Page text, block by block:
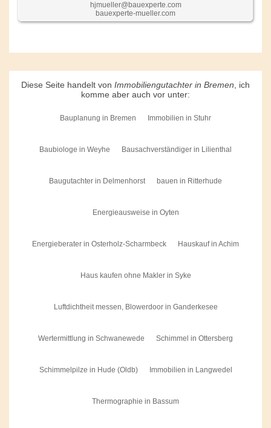
hjmueller@bauexperte.com
bauexperte-mueller.com
Diese Seite handelt von Immobiliengutachter in Bremen , ich
komme aber auch vor unter:
Bauplanung in Bremen Immobilien in Stuhr
Baubiologe in Weyhe Bausachverständiger in Lilienthal
Baugutachter in Delmenhorst bauen in Ritterhude
Energieausweise in Oyten
Energieberater in Osterholz-Scharmbeck Hauskauf in Achim
Haus kaufen ohne Makler in Syke
Luftdichtheit messen, Blowerdoor in Ganderkesee
Wertermittlung in Schwanewede Schimmel in Ottersberg
Schimmelpilze in Hude (Oldb) Immobilien in Langwedel
Thermographie in Bassum